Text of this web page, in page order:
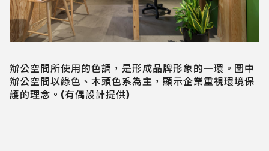
辦公空間所使用的色調，是形成品牌形象的一環。圖中
辦公空間以綠色、木頭色系為主，顯示企業重視環境保
護的理念。(有偶設計提供)